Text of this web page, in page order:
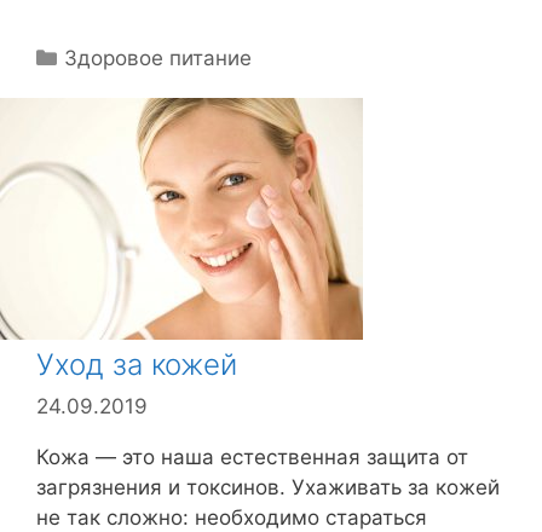
Р
и
Здоровое питание
Уход за кожей
24.09.2019
Кожа — это наша естественная защита от
загрязнения и токсинов. Ухаживать за кожей
не так сложно: необходимо стараться